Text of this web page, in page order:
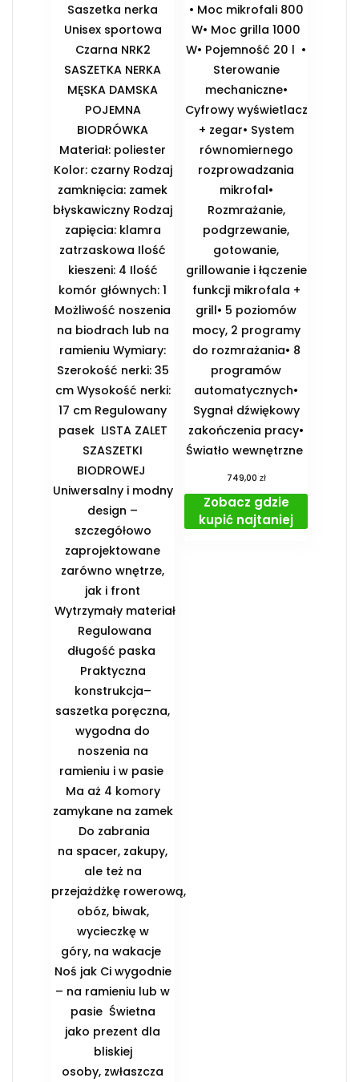
Saszetka nerka
Unisex sportowa
Czarna NRK2
SASZETKA NERKA
MĘSKA DAMSKA
POJEMNA
BIODRÓWKA
Materiał: poliester
Kolor: czarny Rodzaj
zamknięcia: zamek
błyskawiczny Rodzaj
zapięcia: klamra
zatrzaskowa Ilość
kieszeni: 4 Ilość
komór głównych: 1
Możliwość noszenia
na biodrach lub na
ramieniu Wymiary:
Szerokość nerki: 35
cm Wysokość nerki:
17 cm Regulowany
pasek ️ LISTA ZALET
SZASZETKI
BIODROWEJ ️
Uniwersalny i modny
design –
szczegółowo
zaprojektowane
zarówno wnętrze,
jak i front
️ Wytrzymały materiał
️ Regulowana
długość paska ️
Praktyczna
konstrukcja–
saszetka poręczna,
wygodna do
noszenia na
ramieniu i w pasie ️
Ma aż 4 komory
zamykane na zamek
️ Do zabrania
na spacer, zakupy,
ale też na
przejażdżkę rowerową,
obóz, biwak,
wycieczkę w
góry, na wakacje ️
Noś jak Ci wygodnie
– na ramieniu lub w
pasie ️ Świetna
jako prezent dla
bliskiej
osoby, zwłaszcza
• Moc mikrofali 800
W• Moc grilla 1000
W• Pojemność 20 l •
Sterowanie
mechaniczne•
Cyfrowy wyświetlacz
+ zegar• System
równomiernego
rozprowadzania
mikrofal•
Rozmrażanie,
podgrzewanie,
gotowanie,
grillowanie i łączenie
funkcji mikrofala +
grill• 5 poziomów
mocy, 2 programy
do rozmrażania• 8
programów
automatycznych•
Sygnał dźwiękowy
zakończenia pracy•
Światło wewnętrzne
749,00 zł
Zobacz gdzie
kupić najtaniej